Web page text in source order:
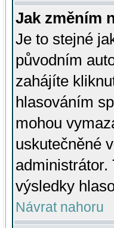
Jak změním
Je to stejné
původním
zahájíte
hlasováním
mohou
uskutečněné
výsledky
Návrat nahoru